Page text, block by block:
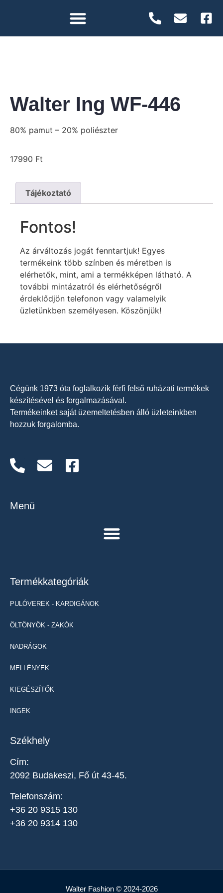
Walter Ing WF-446
80% pamut – 20% poliészter
17990 Ft
Tájékoztató
Fontos!
Az árváltozás jogát fenntartjuk! Egyes
termékeink több színben és méretben is
elérhetők, mint, ami a termékképen látható. A
további mintázatról és elérhetőségről
érdeklődjön telefonon vagy valamelyik
üzletünkben személyesen. Köszönjük!
Cégünk 1973 óta foglalkozik férfi felső ruházati termékek
készítésével és forgalmazásával.
Termékeinket saját üzemeltetésben álló üzleteinkben
hozzuk forgalomba.
Menü
Termékkategóriák
PULÓVEREK - KARDIGÁNOK
ÖLTÖNYÖK - ZAKÓK
NADRÁGOK
MELLÉNYEK
KIEGÉSZÍTŐK
INGEK
Székhely
Cím:
2092 Budakeszi, Fő út 43-45.
Telefonszám:
+36 20 9315 130
+36 20 9314 130
Walter Fashion © 2024-2026